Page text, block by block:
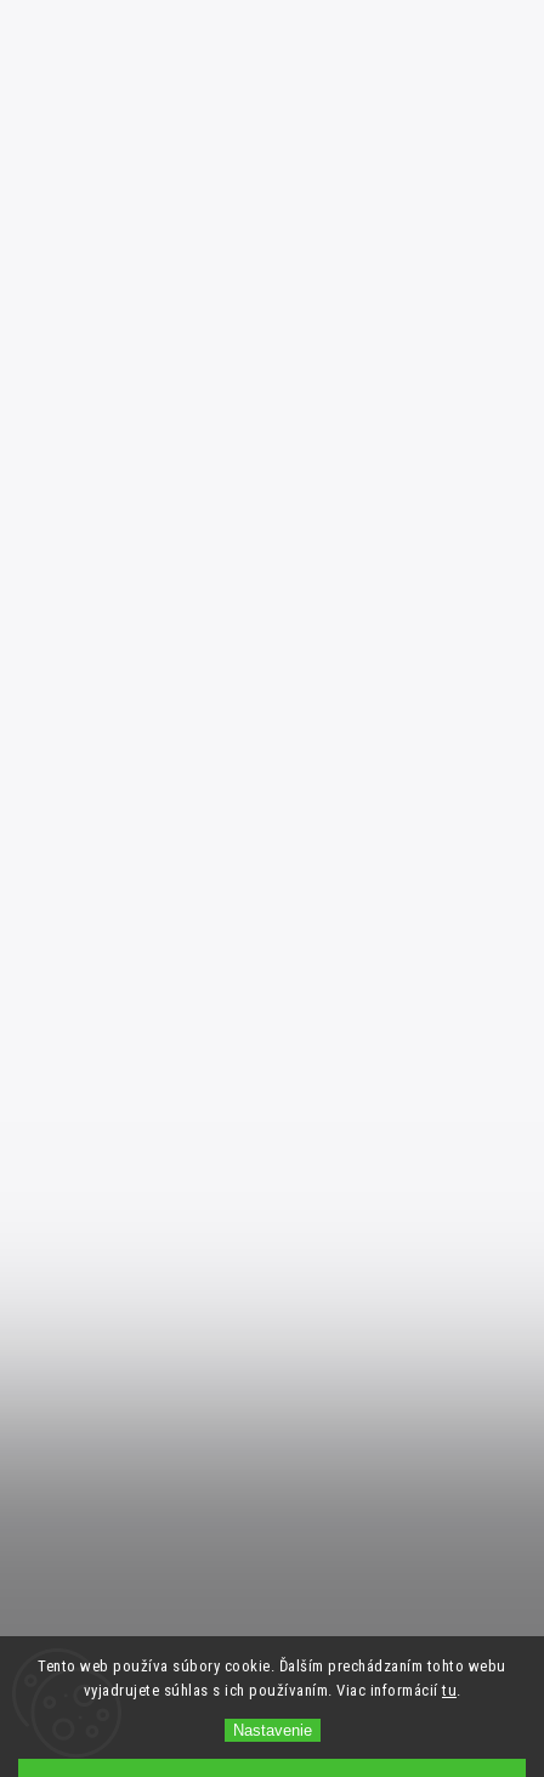
Tento web používa súbory cookie. Ďalším prechádzaním tohto webu
vyjadrujete súhlas s ich používaním. Viac informáciítu.
Nastavenie